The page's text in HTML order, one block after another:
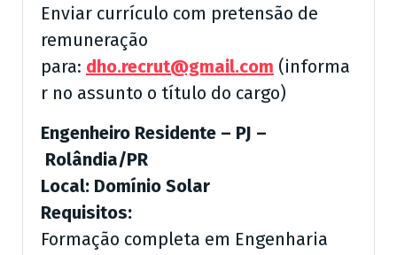
Enviar currículo com pretensão de
remuneração
para: dho.recrut@gmail.com (informa
r no assunto o título do cargo)
Engenheiro Residente – PJ –
Rolândia/PR
Local: Domínio Solar
Requisitos:
Formação completa em Engenharia